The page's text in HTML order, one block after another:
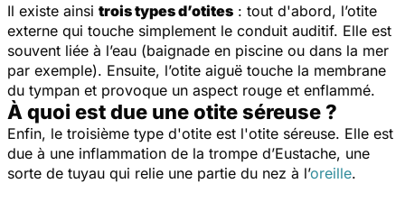
Il existe ainsi trois types d’otites : tout d'abord, l’otite
externe qui touche simplement le conduit auditif. Elle est
souvent liée à l’eau (baignade en piscine ou dans la mer
par exemple). Ensuite, l’otite aiguë touche la membrane
du tympan et provoque un aspect rouge et enflammé.
À quoi est due une otite séreuse ?
Enfin, le troisième type d'otite est l'otite séreuse. Elle est
due à une inflammation de la trompe d’Eustache, une
sorte de tuyau qui relie une partie du nez à l’oreille.